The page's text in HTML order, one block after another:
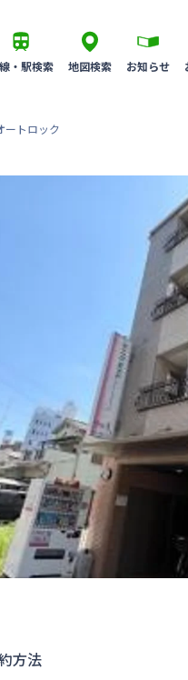
・駅検索 地図検索 お知らせ
ートロック
方法